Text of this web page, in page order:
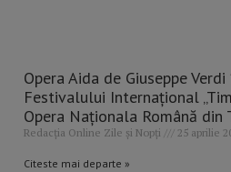
Opera Aida de Giuseppe
Festivalului Internațional
Opera Naționala Română din
Redacția Online Zile și Nopți 25 aprilie
Citeste mai departe »